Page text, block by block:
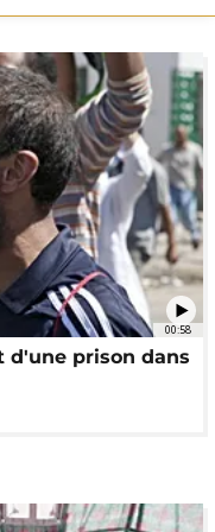
00:58
d'une prison dans